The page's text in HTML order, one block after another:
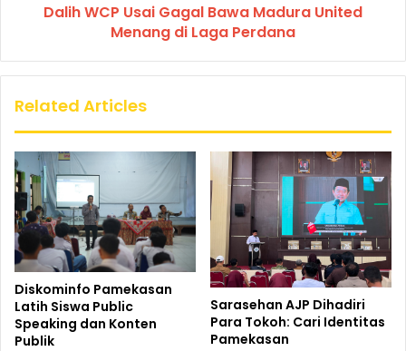
Dalih WCP Usai Gagal Bawa Madura United
Menang di Laga Perdana
Related Articles
Diskominfo Pamekasan
Latih Siswa Public
Speaking dan Konten
Publik
Sarasehan AJP Dihadiri
Para Tokoh: Cari Identitas
Pamekasan